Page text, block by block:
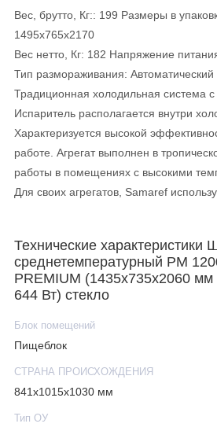
Вес, брутто, Кг:: 199 Размеры в
1495x765x2170
Вес нетто, Кг: 182 Напряжение
Тип размораживания:
Традиционная холодильная система
Испаритель располагается внутри
Характеризуется высокой
работе. Агрегат выполнен в
работы в помещениях с высокими
Для своих агрегатов, Samaref
Технические характеристики
среднетемпературный PM
PREMIUM (1435х735х2060 мм
644 Вт) стекло
Блок помещений
Пищеблок
СТРАНА ПРОИСХОЖДЕНИЯ
841х1015х1030 мм
Тип ОУ